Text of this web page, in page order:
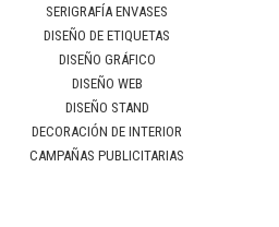
SERIGRAFÍA ENVASES
DISEÑO DE ETIQUETAS
DISEÑO GRÁFICO
DISEÑO WEB
DISEÑO STAND
DECORACIÓN DE INTERIOR
CAMPAÑAS PUBLICITARIAS